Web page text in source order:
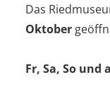
Das
Oktober
Fr, Sa, So und